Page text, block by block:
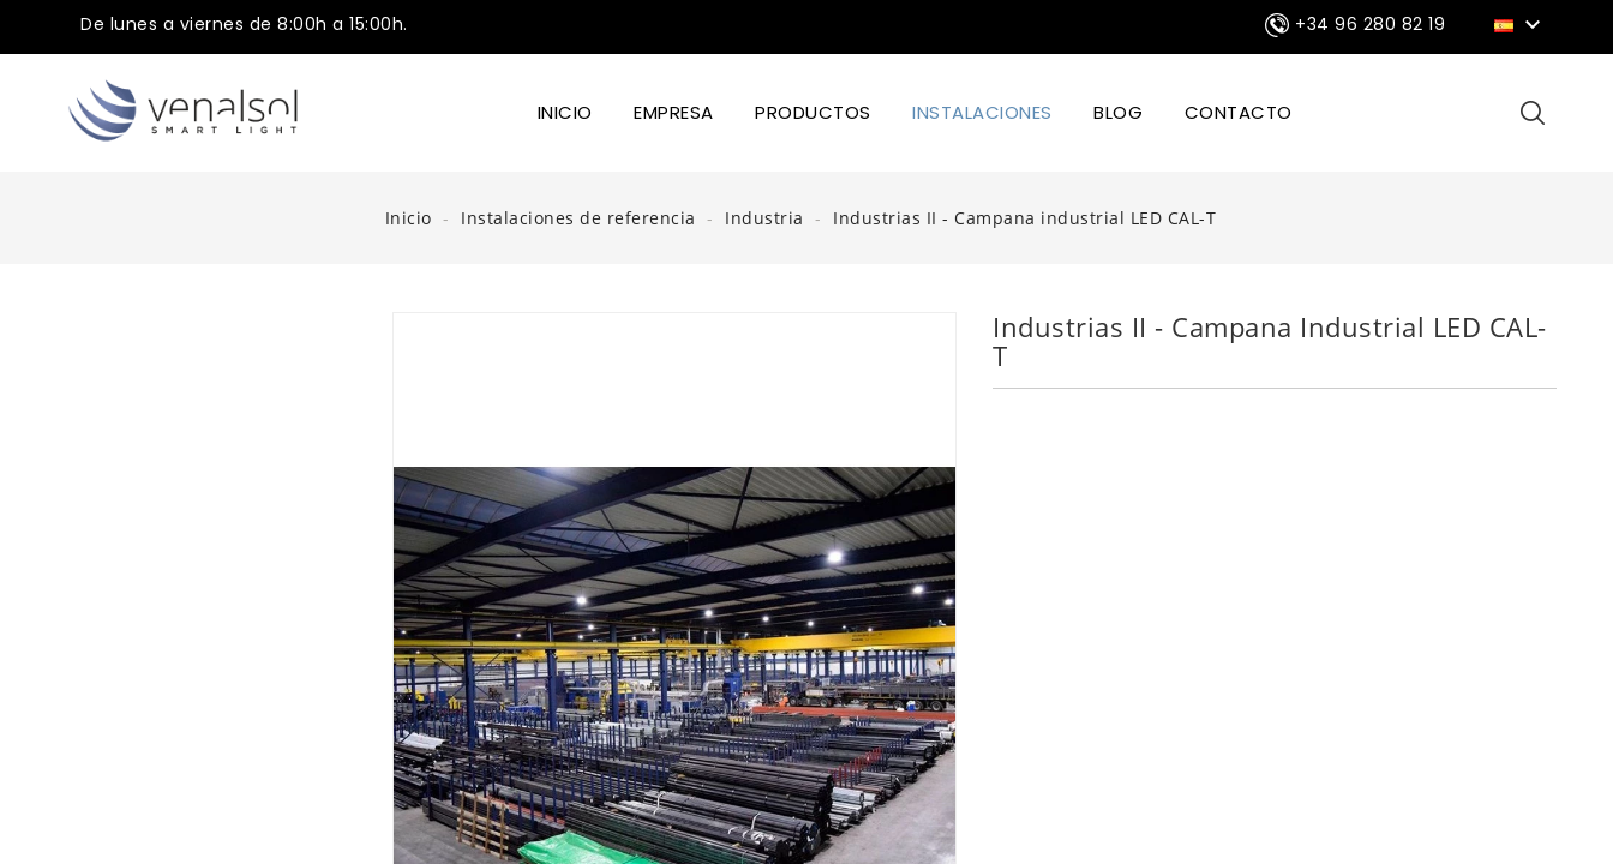
De lunes a viernes de 8:00h a 15:00h. +34 96 280 82 19 
INICIO EMPRESA PRODUCTOS INSTALACIONES BLOG CONTACTO
Inicio Instalaciones de referencia Industria Industrias II - Campana industrial LED CAL-T
Industrias II - Campana Industrial LED CAL-
T